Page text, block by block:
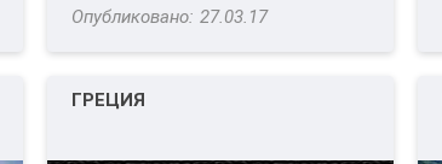
27.03.17
ГРЕЦИЯ